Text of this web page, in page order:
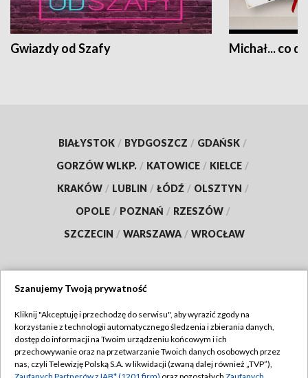
Gwiazdy od Szafy Michał... co
BIAŁYSTOK / BYDGOSZCZ / GDAŃSK /
GORZÓW WLKP. / KATOWICE / KIELCE /
KRAKÓW / LUBLIN / ŁÓDŹ / OLSZTYN /
OPOLE / POZNAŃ / RZESZÓW /
SZCZECIN / WARSZAWA / WROCŁAW
TVP
Abonament TVP
Emisja w TVP
Regulamin TVP
Szanujemy Twoją prywatność
Kliknij "Akceptuję i przechodzę do serwisu", aby wyrazić zgody na
korzystanie z technologii automatycznego śledzenia i zbierania danych,
dostęp do informacji na Twoim urządzeniu końcowym i ich
przechowywanie oraz na przetwarzanie Twoich danych osobowych przez
nas, czyli Telewizję Polską S.A. w likwidacji (zwaną dalej również „TVP”),